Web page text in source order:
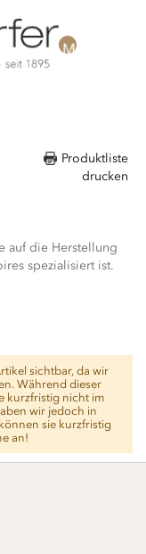
Produktliste
drucken
auf die Herstellung
spezialisiert ist.
sichtbar, da wir
Während dieser
kurzfristig nicht im
wir jedoch in
sie kurzfristig
an!